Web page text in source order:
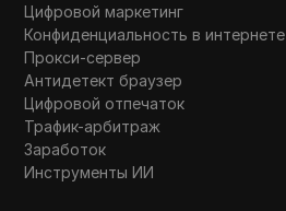
Цифровой маркетинг
Конфиденциальность в интернете
Прокси-сервер
Антидетект браузер
Цифровой отпечаток
Трафик-арбитраж
Заработок
Инструменты ИИ